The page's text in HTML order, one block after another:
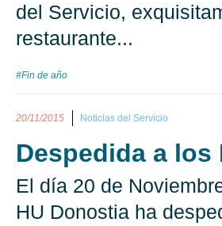
del Servicio,
restaurante...
#Fin de año
20/11/2015 Noticias del Servicio
Despedida a los
El día 20 de
HU Donostia ha